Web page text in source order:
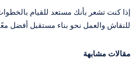
إذا كنت تشعر بأنك مستعد للقيام
للنقاش والعمل نحو بناء مستقبل أفضل
مقالات مشابهة